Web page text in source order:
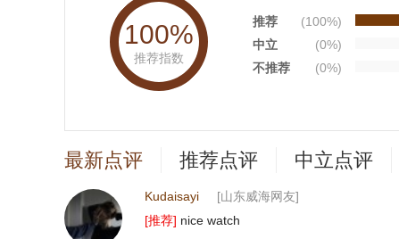
100%
推荐指数
推荐 (100%)
中立
(0%)
不推荐
(0%)
最新点评 推荐点评 中立点评
Kudaisayi
[山东威海网友]
[推荐] nice watch